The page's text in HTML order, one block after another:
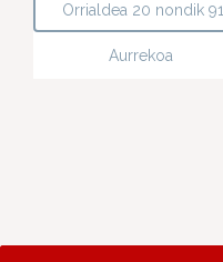
Orrialdea 20 nondik 91
Aurrekoa